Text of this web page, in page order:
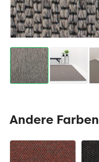
Andere Farben